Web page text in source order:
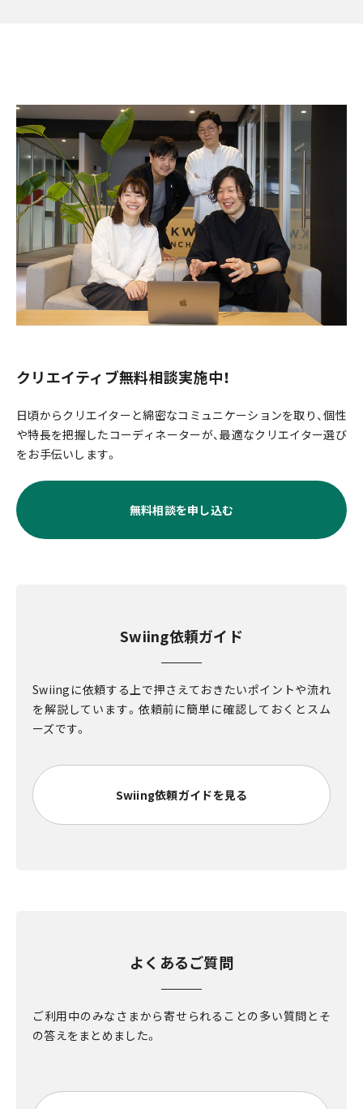
クリエイティブ無料相談実施中！
日頃からクリエイターと綿密なコミュニケーションを取り、個性
や特長を把握したコーディネーターが、最適なクリエイター選び
をお手伝いします。
無料相談を申し込む
Swiing依頼ガイド
Swiingに依頼する上で押さえておきたいポイントや流れ
を解説しています。依頼前に簡単に確認しておくとスム
ーズです。
Swiing依頼ガイドを見る
よくあるご質問
ご利用中のみなさまから寄せられることの多い質問とそ
の答えをまとめました。